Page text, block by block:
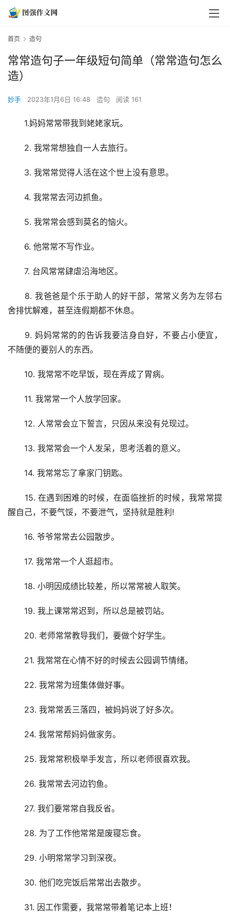
首页 造句
常常造句子一年级短句简单（常常造句怎么
造）
妙手 2023年1月6日 16:48 造句 阅读 161
1.妈妈常常带我到姥姥家玩。
2. 我常常想独自一人去旅行。
3. 我常常觉得人活在这个世上没有意思。
4. 我常常去河边抓鱼。
5. 我常常会感到莫名的恼火。
6. 他常常不写作业。
7. 台风常常肆虐沿海地区。
8. 我爸爸是个乐于助人的好干部，常常义务为左邻右
舍排忧解难，甚至连假期都不休息。
9. 妈妈常常的的告诉我要洁身自好，不要占小便宜，
不随便的要别人的东西。
10. 我常常不吃早饭，现在弄成了胃病。
11. 我常常一个人放学回家。
12. 人常常会立下誓言，只因从来没有兑现过。
13. 我常常会一个人发呆，思考活着的意义。
14. 我常常忘了拿家门钥匙。
15. 在遇到困难的时候，在面临挫折的时候，我常常提
醒自己，不要气馁，不要泄气，坚持就是胜利!
16. 爷爷常常去公园散步。
17. 我常常一个人逛超市。
18. 小明因成绩比较差，所以常常被人取笑。
19. 我上课常常迟到，所以总是被罚站。
20. 老师常常教导我们，要做个好学生。
21. 我常常在心情不好的时候去公园调节情绪。
22. 我常常为班集体做好事。
23. 我常常丢三落四，被妈妈说了好多次。
24. 我常常帮妈妈做家务。
25. 我常常积极举手发言，所以老师很喜欢我。
26. 我常常去河边钓鱼。
27. 我们要常常自我反省。
28. 为了工作他常常是废寝忘食。
29. 小明常常学习到深夜。
30. 他们吃完饭后常常出去散步。
31. 因工作需要，我常常带着笔记本上班！